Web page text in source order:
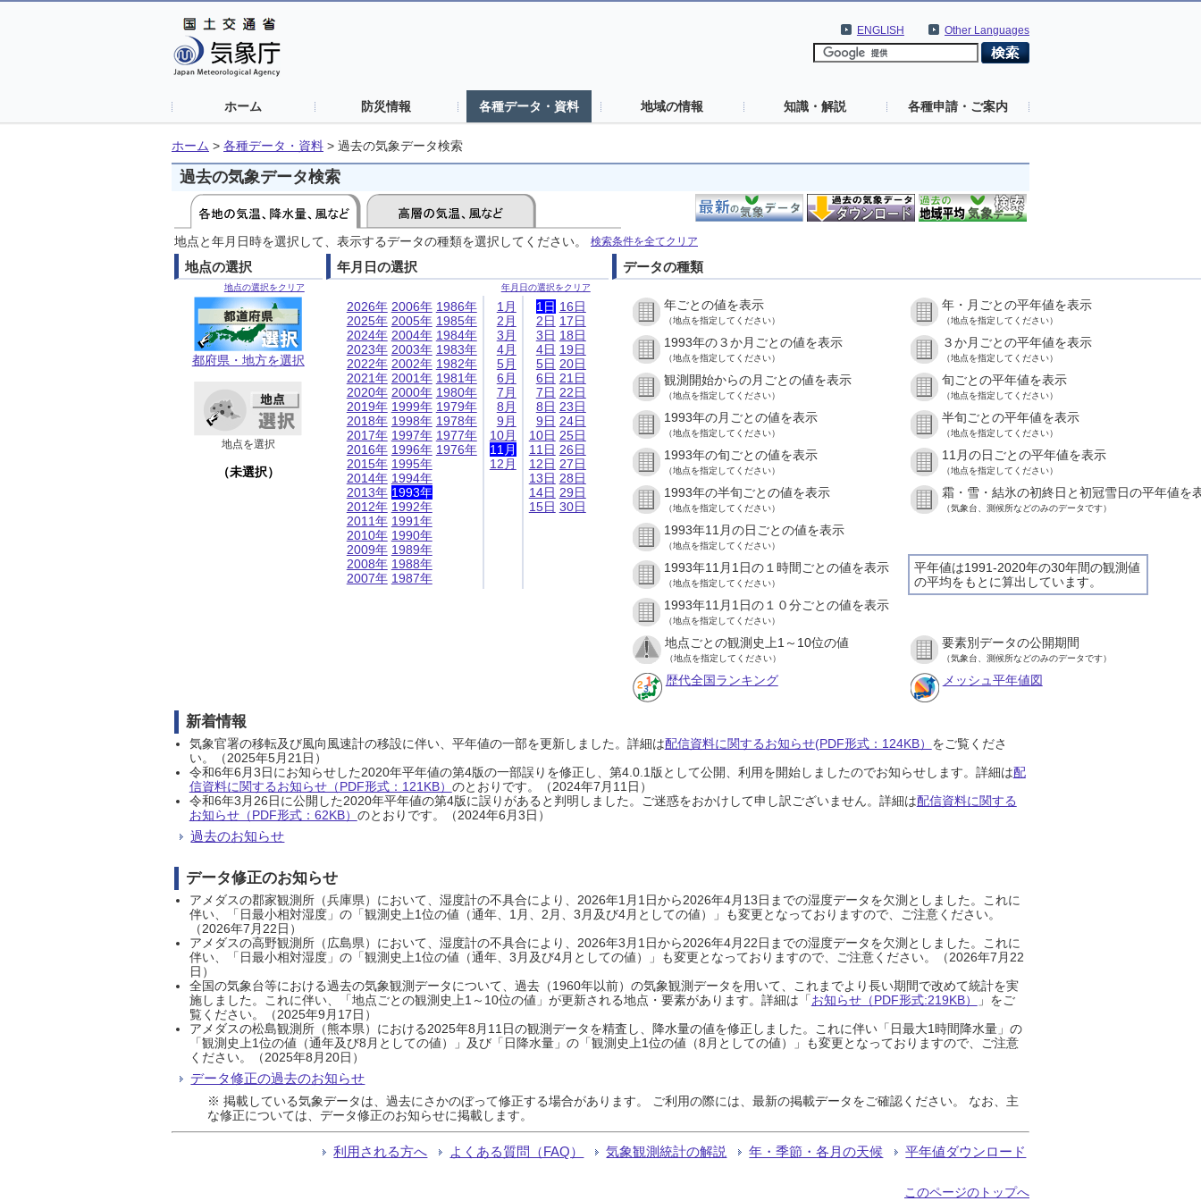
Other Languages
ENGLISH
ホーム 防災情報 各種データ・資料 地域の情報 知識・解説 各種申請・ご案内
ホーム > 各種データ・資料 > 過去の気象データ検索
過去の気象データ検索
地点と年月日時を選択して、表示するデータの種類を選択してください。 検索条件を全てクリア
地点の選択
地点の選択をクリア
都府県・地方を選択
地点を選択
（未選択）
年月日の選択
年月日の選択をクリア
2026年
2025年
2024年
2023年
2022年
2021年
2020年
2019年
2018年
2017年
2016年
2015年
2014年
2013年
2012年
2011年
2010年
2009年
2008年
2007年
2006年
2005年
2004年
2003年
2002年
2001年
2000年
1999年
1998年
1997年
1996年
1995年
1994年
1993年
1992年
1991年
1990年
1989年
1988年
1987年
1986年
1985年
1984年
1983年
1982年
1981年
1980年
1979年
1978年
1977年
1976年
1月
2月
3月
4月
5月
6月
7月
8月
9月
10月
11月
12月
1日
2日
3日
4日
5日
6日
7日
8日
9日
10日
11日
12日
13日
14日
15日
16日
17日
18日
19日
20日
21日
22日
23日
24日
25日
26日
27日
28日
29日
30日
データの種類
年ごとの値を表示
（地点を指定してください）
年・月ごとの平年値を表示
（地点を指定してください）
1993年の３か月ごとの値を表示
（地点を指定してください）
３か月ごとの平年値を表示
（地点を指定してください）
観測開始からの月ごとの値を表示
（地点を指定してください）
旬ごとの平年値を表示
（地点を指定してください）
1993年の月ごとの値を表示
（地点を指定してください）
半旬ごとの平年値を表示
（地点を指定してください）
1993年の旬ごとの値を表示
（地点を指定してください）
11月の日ごとの平年値を表示
（地点を指定してください）
1993年の半旬ごとの値を表示
（地点を指定してください）
霜・雪・結氷の初終日と初冠雪日の平年値を
（気象台、測候所などのみのデータです）
1993年11月の日ごとの値を表示
（地点を指定してください）
平年値は1991-2020年の30年間の観測値
の平均をもとに算出しています。
1993年11月1日の１時間ごとの値を表示
（地点を指定してください）
1993年11月1日の１０分ごとの値を表示
（地点を指定してください）
地点ごとの観測史上1～10位の値
（地点を指定してください）
要素別データの公開期間
（気象台、測候所などのみのデータです）
歴代全国ランキング メッシュ平年値図
新着情報
気象官署の移転及び風向風速計の移設に伴い、平年値の一部を更新しました。詳細は配信資料に関するお知らせ(PDF形式：124KB） をご覧くださ
い。（2025年5月21日）
令和6年6月3日にお知らせした2020年平年値の第4版の一部誤りを修正し、第4.0.1版として公開、利用を開始しましたのでお知らせします。詳細は配
信資料に関するお知らせ（PDF形式：121KB） のとおりです。（2024年7月11日）
令和6年3月26日に公開した2020年平年値の第4版に誤りがあると判明しました。ご迷惑をおかけして申し訳ございません。詳細は配信資料に関する
お知らせ（PDF形式：62KB） のとおりです。（2024年6月3日）
過去のお知らせ
データ修正のお知らせ
アメダスの郡家観測所（兵庫県）において、湿度計の不具合により、2026年1月1日から2026年4月13日までの湿度データを欠測としました。これに
伴い、「日最小相対湿度」の「観測史上1位の値（通年、1月、2月、3月及び4月としての値）」も変更となっておりますので、ご注意ください。
（2026年7月22日）
アメダスの高野観測所（広島県）において、湿度計の不具合により、2026年3月1日から2026年4月22日までの湿度データを欠測としました。これに
伴い、「日最小相対湿度」の「観測史上1位の値（通年、3月及び4月としての値）」も変更となっておりますので、ご注意ください。（2026年7月22
日）
全国の気象台等における過去の気象観測データについて、過去（1960年以前）の気象観測データを用いて、これまでより長い期間で改めて統計を実
施しました。これに伴い、「地点ごとの観測史上1～10位の値」が更新される地点・要素があります。詳細は「お知らせ（PDF形式:219KB）
」をご
覧ください。（2025年9月17日）
アメダスの松島観測所（熊本県）における2025年8月11日の観測データを精査し、降水量の値を修正しました。これに伴い「日最大1時間降水量」の
「観測史上1位の値（通年及び8月としての値）」及び「日降水量」の「観測史上1位の値（8月としての値）」も変更となっておりますので、ご注意
ください。（2025年8月20日）
データ修正の過去のお知らせ
※ 掲載している気象データは、過去にさかのぼって修正する場合があります。 ご利用の際には、最新の掲載データをご確認ください。 なお、主
な修正については、データ修正のお知らせに掲載します。
利用される方へ よくある質問（FAQ） 気象観測統計の解説 年・季節・各月の天候 平年値ダウンロード
このページのトップへ